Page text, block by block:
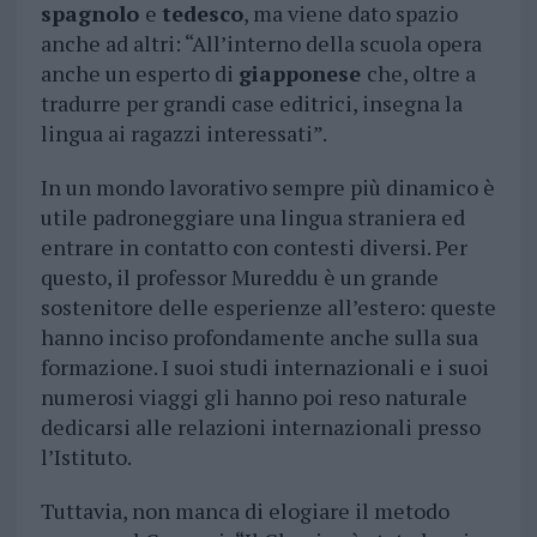
spagnolo e tedesco, ma viene dato spazio
anche ad altri: “All’interno della scuola opera
anche un esperto di giapponese che, oltre a
tradurre per grandi case editrici, insegna la
lingua ai ragazzi interessati”.
In un mondo lavorativo sempre più dinamico è
utile padroneggiare una lingua straniera ed
entrare in contatto con contesti diversi. Per
questo, il professor Mureddu è un grande
sostenitore delle esperienze all’estero: queste
hanno inciso profondamente anche sulla sua
formazione. I suoi studi internazionali e i suoi
numerosi viaggi gli hanno poi reso naturale
dedicarsi alle relazioni internazionali presso
l’Istituto.
Tuttavia, non manca di elogiare il metodo